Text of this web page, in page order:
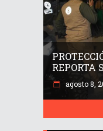
REPORTA
agosto 8,